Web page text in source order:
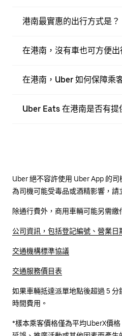
港南最實惠的出行方式是？
在港南，沒有車也可方便出
在港南，Uber 如何保障乘
Uber Eats 在港南是否有提
Uber 絕不容許使用 Uber App 的
為司機可能受毒品或酒精影響，請
除通行費外，商用車輛可能另需繳
公司資訊，包括登記編號、營業日
交通機構標準協議
交通服務價目表
如果車輛抵達派單地點後超過 5
時間費用。
*樣本乘客價格僅為平均UberX價